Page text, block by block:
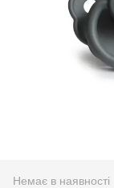
Немає в наявності